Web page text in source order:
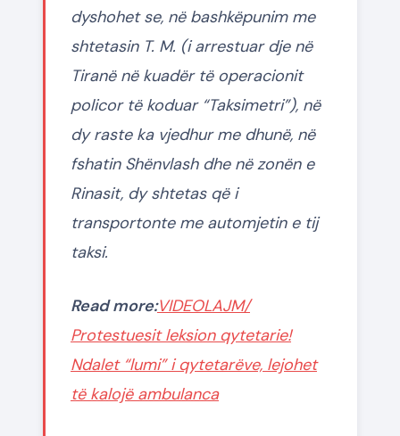
dyshohet se, në bashkëpunim me
shtetasin T. M. (i arrestuar dje në
Tiranë në kuadër të operacionit
policor të koduar “Taksimetri”), në
dy raste ka vjedhur me dhunë, në
fshatin Shënvlash dhe në zonën e
Rinasit, dy shtetas që i
transportonte me automjetin e tij
taksi.
Read more:VIDEOLAJM/
Protestuesit leksion qytetarie!
Ndalet “lumi” i qytetarëve, lejohet
të kalojë ambulanca